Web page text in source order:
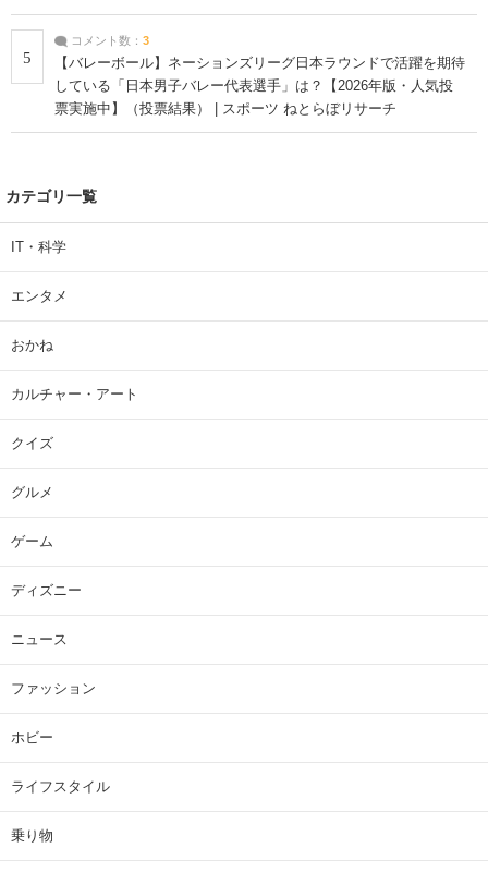
5
コメント数： 3
【バレーボール】ネーションズリーグ日本ラウンドで活躍を期待
している「日本男子バレー代表選手」は？【2026年版・人気投
票実施中】（投票結果） | スポーツ ねとらぼリサーチ
カテゴリ一覧
IT・科学
エンタメ
おかね
カルチャー・アート
クイズ
グルメ
ゲーム
ディズニー
ニュース
ファッション
ホビー
ライフスタイル
乗り物